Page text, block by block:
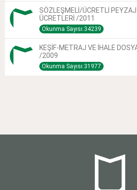
SÖZLEŞMELİ/ÜCRETLİ PEYZAJ
ÜCRETLERİ /2011
Okunma Sayısı:34239
KEŞİF-METRAJ VE İHALE
/2009
Okunma Sayısı:31977